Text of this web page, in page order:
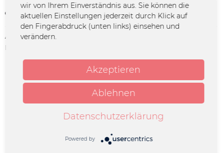
Merken
Artikel-Nr.:
Herstellerinfo:
info@starwatch.de
Deluxe Doppel CD „CHANGES“ Die Deluxe CD von
„CHANGES“ enthält das neue Studioalbum von Fury...
wir von Ihrem Einverständnis aus. Sie können die
aktuellen Einstellungen jederzeit durch Klick auf
den Fingerabdruck (unten links) einsehen und
verändern.
Akzeptieren
Ablehnen
Datenschutzerklärung
Powered by